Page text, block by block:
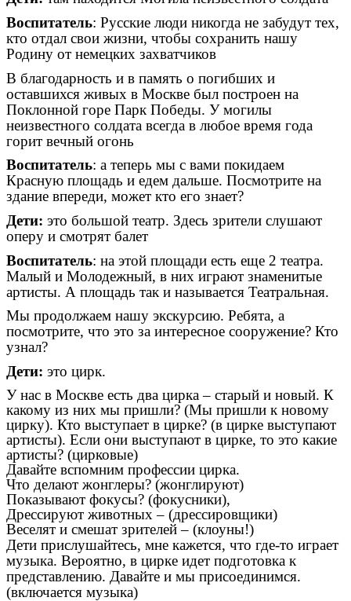
Воспитатель: Русские люди никогда не забудут тех,
кто отдал свои жизни, чтобы сохранить нашу
Родину от немецких захватчиков
В благодарность и в память о погибших и
оставшихся живых в Москве был построен на
Поклонной горе Парк Победы. У могилы
неизвестного солдата всегда в любое время года
горит вечный огонь
Воспитатель: а теперь мы с вами покидаем
Красную площадь и едем дальше. Посмотрите на
здание впереди, может кто его знает?
Дети: это большой театр. Здесь зрители слушают
оперу и смотрят балет
Воспитатель: на этой площади есть еще 2 театра.
Малый и Молодежный, в них играют знаменитые
артисты. А площадь так и называется Театральная.
Мы продолжаем нашу экскурсию. Ребята, а
посмотрите, что это за интересное сооружение? Кто
узнал?
Дети: это цирк.
У нас в Москве есть два цирка – старый и новый. К
какому из них мы пришли? (Мы пришли к новому
цирку). Кто выступает в цирке? (в цирке выступают
артисты). Если они выступают в цирке, то это какие
артисты? (цирковые)
Давайте вспомним профессии цирка.
Что делают жонглеры? (жонглируют)
Показывают фокусы? (фокусники),
Дрессируют животных – (дрессировщики)
Веселят и смешат зрителей – (клоуны!)
Дети прислушайтесь, мне кажется, что где-то играет
музыка. Вероятно, в цирке идет подготовка к
представлению. Давайте и мы присоединимся.
(включается музыка)